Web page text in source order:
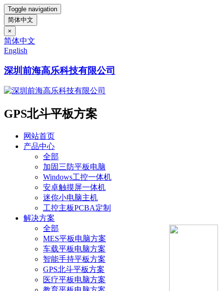
Toggle navigation
简体中文
×
简体中文
English
深圳前海高乐科技有限公司
GPS北斗平板方案
网站首页
产品中心
全部
加固三防平板电脑
Windows工控一体机
安卓触摸屏一体机
迷你小电脑主机
工控主板PCBA定制
解决方案
全部
MES平板电脑方案
车载平板电脑方案
智能手持平板方案
GPS北斗平板方案
医疗平板电脑方案